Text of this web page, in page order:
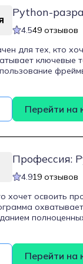
Python-
4.549 отзывов
для тех, кто
ключевые
приложений.
полученные
Перейти на
Профессия:
4.919 отзывов
хочет освоить
Обучение
его с
Перейти на